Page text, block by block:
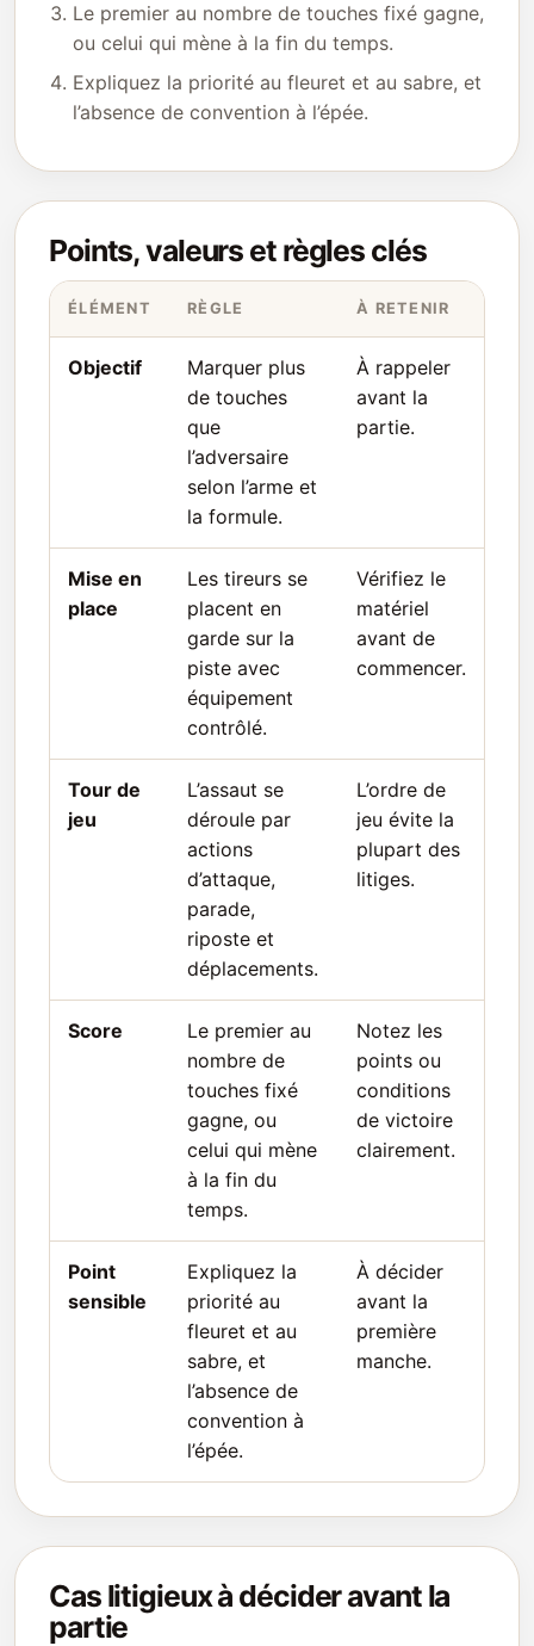
Le premier au nombre de touches fixé gagne,
ou celui qui mène à la fin du temps.
Expliquez la priorité au fleuret et au sabre, et
l’absence de convention à l’épée.
Points, valeurs et règles clés
ÉLÉMENT RÈGLE À RETENIR
Objectif
Marquer plus
de touches
que
l’adversaire
selon l’arme et
la formule.
À rappeler
avant la
partie.
Mise en
place
Les tireurs se
placent en
garde sur la
piste avec
équipement
contrôlé.
Vérifiez le
matériel
avant de
commencer.
Tour de
jeu
L’assaut se
déroule par
actions
d’attaque,
parade,
riposte et
déplacements.
L’ordre de
jeu évite la
plupart des
litiges.
Score
Le premier au
nombre de
touches fixé
gagne, ou
celui qui mène
à la fin du
temps.
Notez les
points ou
conditions
de victoire
clairement.
Point
sensible
Expliquez la
priorité au
fleuret et au
sabre, et
l’absence de
convention à
l’épée.
À décider
avant la
première
manche.
Cas litigieux à décider avant la
partie